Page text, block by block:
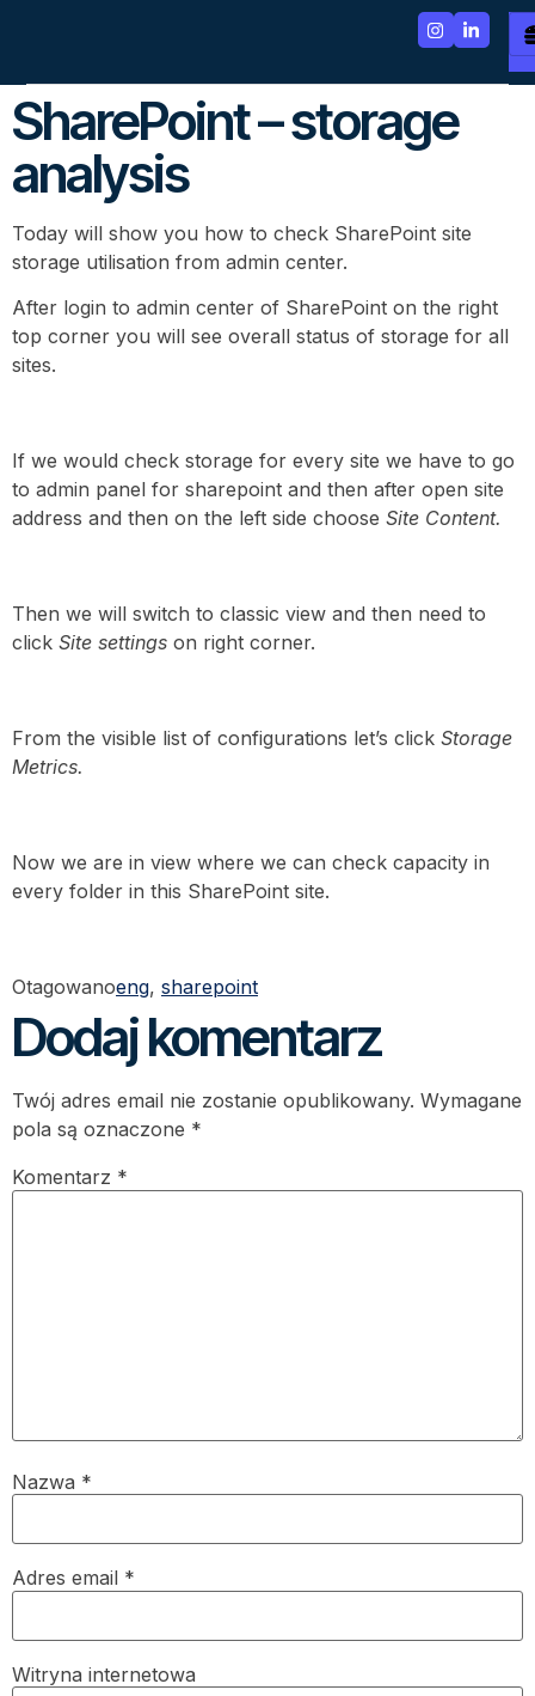
SharePoint – storage
analysis
Today will show you how to check SharePoint site
storage utilisation from admin center.
After login to admin center of SharePoint on the right
top corner you will see overall status of storage for all
sites.
If we would check storage for every site we have to go
to admin panel for sharepoint and then after open site
address and then on the left side choose Site Content.
Then we will switch to classic view and then need to
click Site settings on right corner.
From the visible list of configurations let’s click Storage
Metrics.
Now we are in view where we can check capacity in
every folder in this SharePoint site.
Otagowanoeng, sharepoint
Dodaj komentarz
Twój adres email nie zostanie opublikowany. Wymagane
pola są oznaczone *
Komentarz *
Nazwa *
Adres email *
Witryna internetowa